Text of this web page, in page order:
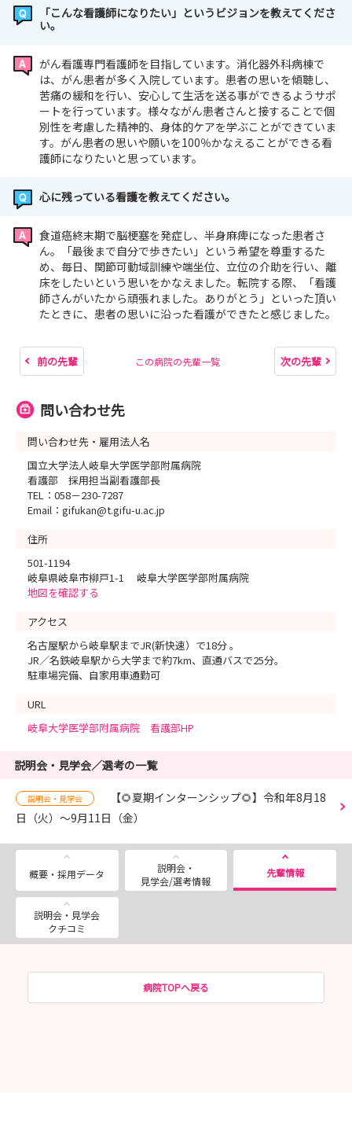
「こんな看護師になりたい」というビジョンを教えてくださ
い。
がん看護専門看護師を目指しています。消化器外科病棟で
は、がん患者が多く入院しています。患者の思いを傾聴し、
苦痛の緩和を行い、安心して生活を送る事ができるようサポ
ートを行っています。様々ながん患者さんと接することで個
別性を考慮した精神的、身体的ケアを学ぶことができていま
す。がん患者の思いや願いを100％かなえることができる看
護師になりたいと思っています。
心に残っている看護を教えてください。
食道癌終末期で脳梗塞を発症し、半身麻痺になった患者さ
ん。「最後まで自分で歩きたい」という希望を尊重するた
め、毎日、関節可動域訓練や端坐位、立位の介助を行い、離
床をしたいという思いをかなえました。転院する際、「看護
師さんがいたから頑張れました。ありがとう」といった頂い
たときに、患者の思いに沿った看護ができたと感じました。
前の先輩 この病院の先輩一覧 次の先輩
問い合わせ先
問い合わせ先・雇用法人名
国立大学法人岐阜大学医学部附属病院
看護部 採用担当副看護部長
TEL：058－230-7287
Email：gifukan@t.gifu-u.ac.jp
住所
501-1194
岐阜県岐阜市柳戸1-1 岐阜大学医学部附属病院
地図を確認する
アクセス
名古屋駅から岐阜駅までJR(新快速）で18分 。
JR／名鉄岐阜駅から大学まで約7km、直通バスで25分。
駐車場完備、自家用車通勤可
URL
岐阜大学医学部附属病院 看護部HP
説明会・見学会／選考の一覧
説明会・見学会
【🌻夏期インターンシップ🌻】令和年8月18
日（火）～9月11日（金）
概要・採用データ
説明会・
見学会/選考情報
先輩情報
説明会・見学会
クチコミ
病院TOPへ戻る